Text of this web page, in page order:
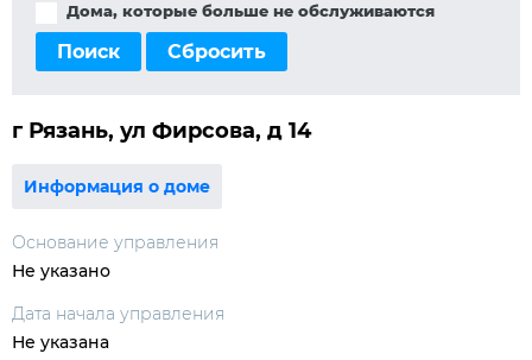
Дома, которые больше не обслуживаются
Поиск Сбросить
г Рязань, ул Фирсова, д 14
Информация о доме
Основание управления
Не указано
Дата начала управления
Не указана